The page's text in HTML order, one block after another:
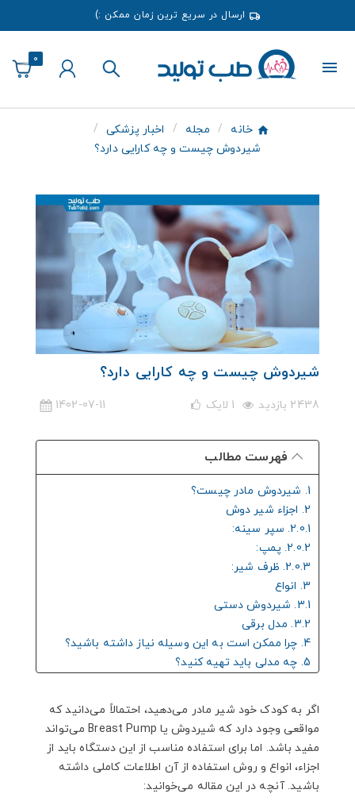
ارسال در سریع ترین زمان ممکن :)
0
خانه مجله
اخبار پزشکی
شیردوش چیست و چه کارایی دارد؟
شیردوش چیست و چه کارایی دارد؟
2438 بازدید 1 لایک 1402-07-11
فهرست مطالب
1. شیردوش مادر چیست؟
2. اجزاء شیر دوش
2.0.1. سپر سینه:
2.0.2. پمپ:
2.0.3. ظرف شیر:
3. انواع
3.1. شیردوش دستی
3.2. مدل برقی
4. چرا ممکن است به این وسیله نیاز داشته باشید؟
5. چه مدلی باید تهیه کنید؟
7. نحوه استفاده از شیردوش
8. هر چند وقت یک بار باید قطعات پمپ خود را تمیز یا
تعویض کنید؟
9. چه زمانی بعد از تولد نوزاد دوشیدن شیر را شروع
کنم؟
اگر به کودک خود شیر مادر می‌دهید، احتمالاً می‌دانید که
مواقعی وجود دارد که شیردوش یا Breast Pump می‌تواند
مفید باشد. اما برای استفاده مناسب از این دستگاه باید از
اجزاء، انواع و روش استفاده از آن اطلاعات کاملی داشته
باشید. آنچه در این مقاله می‌خوانید: